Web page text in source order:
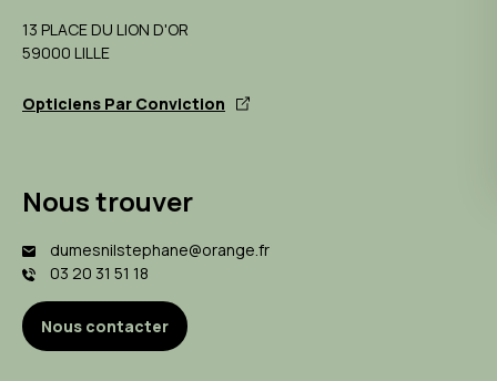
13 PLACE DU LION D'OR
59000 LILLE
Opticiens Par Conviction
Nous trouver
dumesnilstephane@orange.fr
03 20 31 51 18
Nous contacter